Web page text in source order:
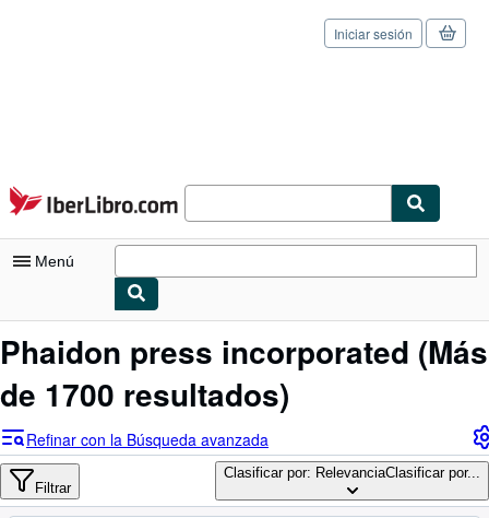
Pasar al contenido principal
IberLibro.com
Iniciar sesión
Menú
Mi cuenta
Consultar mis pedidos
Búsqueda avanzada
Colecciones
Phaidon press incorporated (Más
de 1700 resultados)
Refinar con la Búsqueda avanzada
Filtrar
Clasificar por: RelevanciaClasificar por...